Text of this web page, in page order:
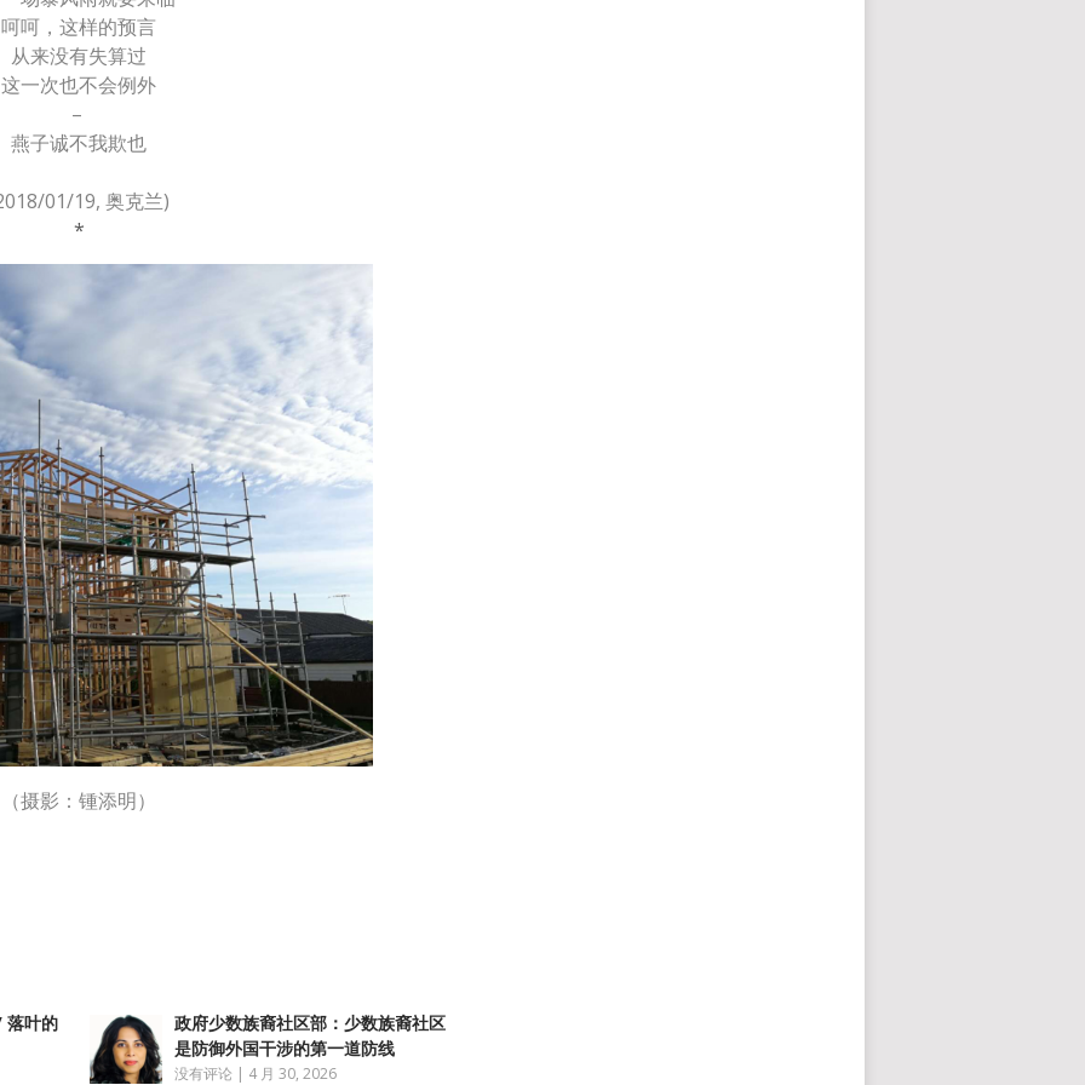
呵呵，这样的预言
从来没有失算过
这一次也不会例外
–
燕子诚不我欺也
01/19, 奥克兰)
*
（摄影：锺添明）
落叶的
政府少数族裔社区部：少数族裔社区
是防御外国干涉的第一道防线
没有评论 4 月 30, 2026